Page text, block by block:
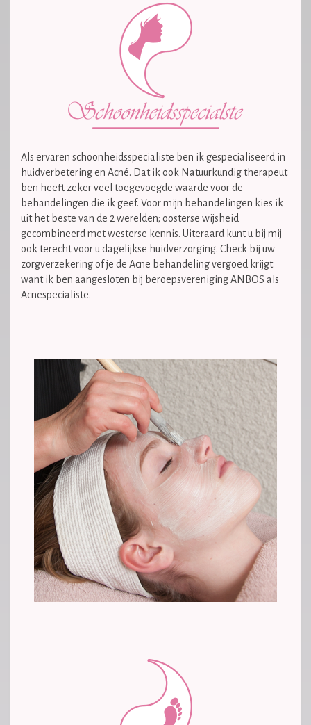
Als ervaren schoonheidsspecialiste ben ik gespecialiseerd in
huidverbetering en Acné. Dat ik ook Natuurkundig therapeut
ben heeft zeker veel toegevoegde waarde voor de
behandelingen die ik geef. Voor mijn behandelingen kies ik
uit het beste van de 2 werelden; oosterse wijsheid
gecombineerd met westerse kennis. Uiteraard kunt u bij mij
ook terecht voor u dagelijkse huidverzorging. Check bij uw
zorgverzekering of je de Acne behandeling vergoed krijgt
want ik ben aangesloten bij beroepsvereniging ANBOS als
Acnespecialiste.